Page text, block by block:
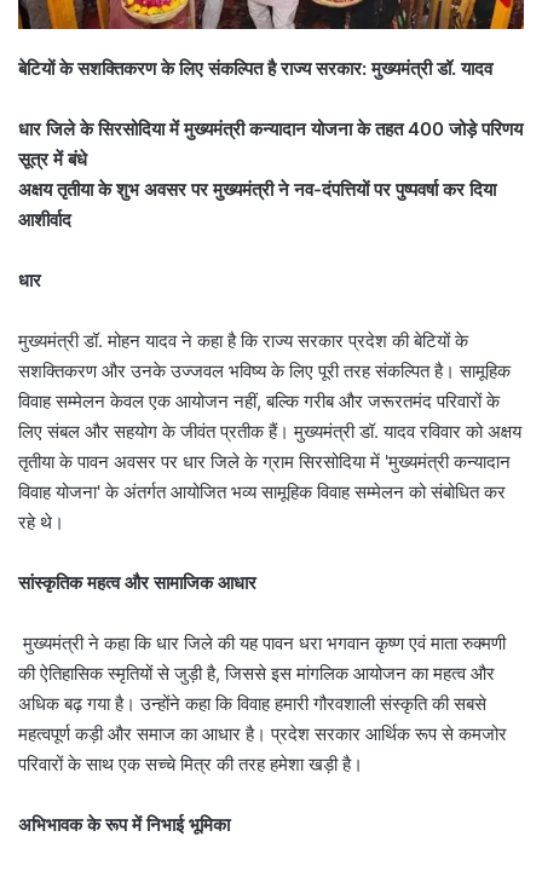
बेटियों के सशक्तिकरण के लिए संकल्पित है राज्य सरकार: मुख्यमंत्री डॉ. यादव
धार जिले के सिरसोदिया में मुख्यमंत्री कन्यादान योजना के तहत 400 जोड़े परिणय
सूत्र में बंधे
अक्षय तृतीया के शुभ अवसर पर मुख्यमंत्री ने नव-दंपत्तियों पर पुष्पवर्षा कर दिया
आशीर्वाद
धार
मुख्यमंत्री डॉ. मोहन यादव ने कहा है कि राज्य सरकार प्रदेश की बेटियों के
सशक्तिकरण और उनके उज्जवल भविष्य के लिए पूरी तरह संकल्पित है। सामूहिक
विवाह सम्मेलन केवल एक आयोजन नहीं, बल्कि गरीब और जरूरतमंद परिवारों के
लिए संबल और सहयोग के जीवंत प्रतीक हैं। मुख्यमंत्री डॉ. यादव रविवार को अक्षय
तृतीया के पावन अवसर पर धार जिले के ग्राम सिरसोदिया में 'मुख्यमंत्री कन्यादान
विवाह योजना' के अंतर्गत आयोजित भव्य सामूहिक विवाह सम्मेलन को संबोधित कर
रहे थे।
सांस्कृतिक महत्व और सामाजिक आधार
मुख्यमंत्री ने कहा कि धार जिले की यह पावन धरा भगवान कृष्ण एवं माता रुक्मणी
की ऐतिहासिक स्मृतियों से जुड़ी है, जिससे इस मांगलिक आयोजन का महत्व और
अधिक बढ़ गया है। उन्होंने कहा कि विवाह हमारी गौरवशाली संस्कृति की सबसे
महत्वपूर्ण कड़ी और समाज का आधार है। प्रदेश सरकार आर्थिक रूप से कमजोर
परिवारों के साथ एक सच्चे मित्र की तरह हमेशा खड़ी है।
अभिभावक के रूप में निभाई भूमिका